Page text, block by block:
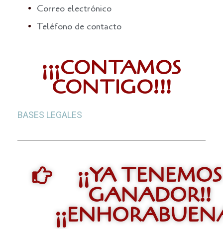
Correo electrónico
Teléfono de contacto
¡¡¡CONTAMOS
CONTIGO!!!
BASES LEGALES
¡¡YA TENEMOS
GANADOR!!